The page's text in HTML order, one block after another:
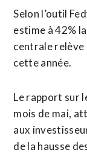
Selon l’outil
estime à 42%
centrale relève
cette année.
Le rapport sur
mois de mai,
aux
de la hausse